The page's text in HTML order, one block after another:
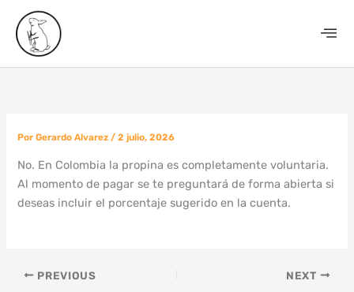
contenido
PorGerardo Alvarez /2 julio, 2026
No. En Colombia la propina es completamente voluntaria.
Al momento de pagar se te preguntará de forma abierta si
deseas incluir el porcentaje sugerido en la cuenta.
PREVIOUS NEXT